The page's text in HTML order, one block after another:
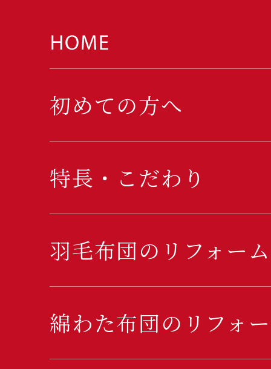
初めての方へ
特長・こだわり
羽毛布団のリフォーム
綿わた布団のリフォ